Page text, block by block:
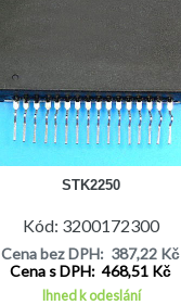
STK2250
Kód: 3200172300
Cena bez DPH: 387,22 Kč
Cena s DPH: 468,51 Kč
Ihned k odeslání